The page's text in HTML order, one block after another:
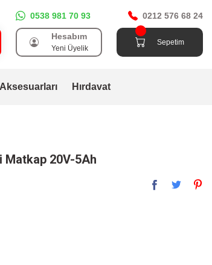
0538 981 70 93 0212 576 68 24
Hesabım
Yeni Üyelik
Sepetim
Hırdavat
Matkap 20V-5Ah